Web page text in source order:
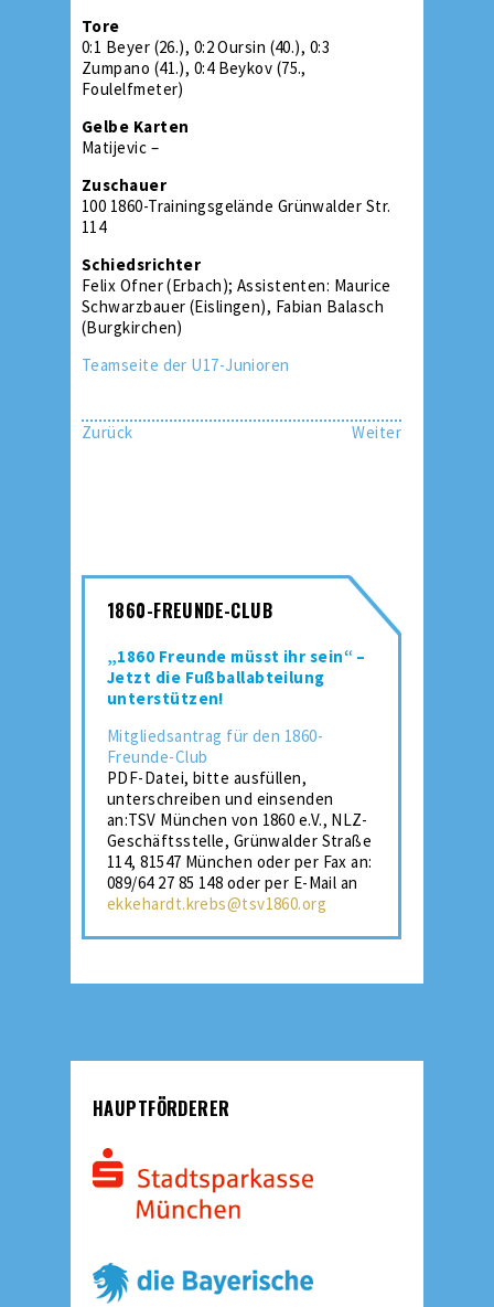
Tore
0:1 Beyer (26.), 0:2 Oursin (40.), 0:3
Zumpano (41.), 0:4 Beykov (75.,
Foulelfmeter)
Gelbe Karten
Matijevic –
Zuschauer
100 1860-Trainingsgelände Grünwalder Str.
114
Schiedsrichter
Felix Ofner (Erbach); Assistenten: Maurice
Schwarzbauer (Eislingen), Fabian Balasch
(Burgkirchen)
Teamseite der U17-Junioren
Zurück Weiter
1860-FREUNDE-CLUB
„1860 Freunde müsst ihr sein“ –
Jetzt die Fußballabteilung
unterstützen!
Mitgliedsantrag für den 1860-
Freunde-Club
PDF-Datei, bitte ausfüllen,
unterschreiben und einsenden
an:TSV München von 1860 e.V., NLZ-
Geschäftsstelle, Grünwalder Straße
114, 81547 München oder per Fax an:
089/64 27 85 148 oder per E-Mail an
ekkehardt.krebs@tsv1860.org
HAUPTFÖRDERER